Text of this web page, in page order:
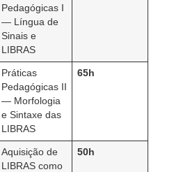
Pedagógicas I
— Língua de
Sinais e
LIBRAS
Práticas
Pedagógicas II
— Morfologia
e Sintaxe das
LIBRAS
65h
Aquisição de
LIBRAS como
50h